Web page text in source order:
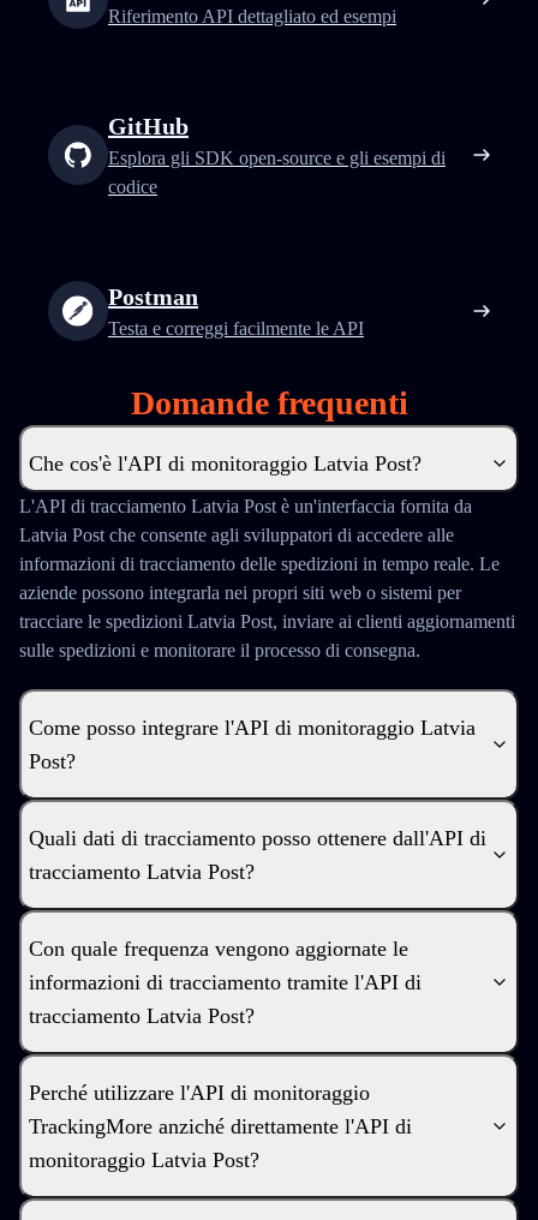
Riferimento API dettagliato ed esempi
GitHub
Esplora gli SDK open-source e gli esempi di
codice
Postman
Testa e correggi facilmente le API
Domande frequenti
Che cos'è l'API di monitoraggio Latvia Post?
L'API di tracciamento Latvia Post è un'interfaccia fornita da
Latvia Post che consente agli sviluppatori di accedere alle
informazioni di tracciamento delle spedizioni in tempo reale. Le
aziende possono integrarla nei propri siti web o sistemi per
tracciare le spedizioni Latvia Post, inviare ai clienti aggiornamenti
sulle spedizioni e monitorare il processo di consegna.
Come posso integrare l'API di monitoraggio Latvia
Post?
Quali dati di tracciamento posso ottenere dall'API di
tracciamento Latvia Post?
Con quale frequenza vengono aggiornate le
informazioni di tracciamento tramite l'API di
tracciamento Latvia Post?
Perché utilizzare l'API di monitoraggio
TrackingMore anziché direttamente l'API di
monitoraggio Latvia Post?